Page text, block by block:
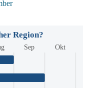
Region?
Sep
Okt